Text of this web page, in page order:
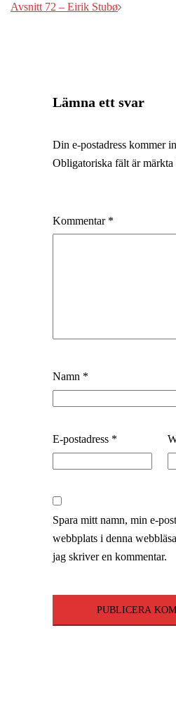
Avsnitt 72 – Eirik Stubø
Lämna ett svar
Din e-postadress kommer
Obligatoriska fält är märkta
Kommentar *
Namn *
E-postadress *
Spara mitt namn, min e-
webbplats i denna
jag skriver en kommentar.